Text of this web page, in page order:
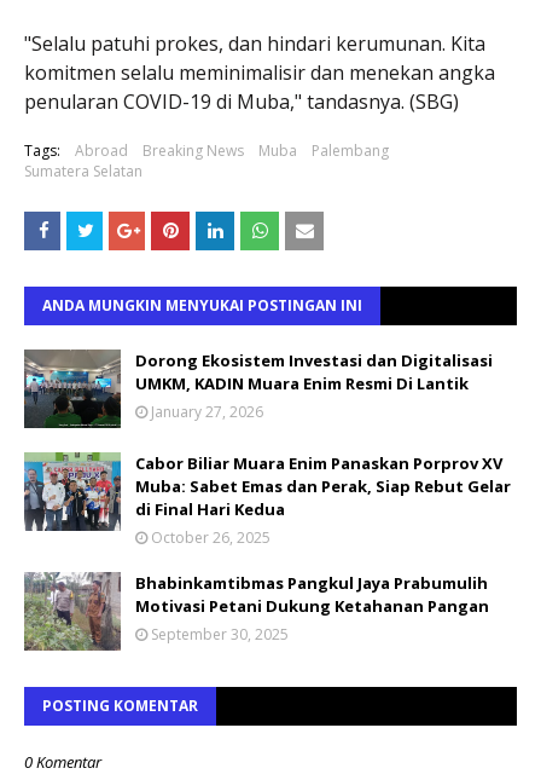
"Selalu patuhi prokes, dan hindari kerumunan. Kita
komitmen selalu meminimalisir dan menekan angka
penularan COVID-19 di Muba," tandasnya. (SBG)
Tags: Abroad Breaking News Muba
Palembang
Sumatera Selatan
ANDA MUNGKIN MENYUKAI POSTINGAN INI
Dorong Ekosistem Investasi dan Digitalisasi
UMKM, KADIN Muara Enim Resmi Di Lantik
January 27, 2026
Cabor Biliar Muara Enim Panaskan Porprov XV
Muba: Sabet Emas dan Perak, Siap Rebut Gelar
di Final Hari Kedua
October 26, 2025
Bhabinkamtibmas Pangkul Jaya Prabumulih
Motivasi Petani Dukung Ketahanan Pangan
September 30, 2025
POSTING KOMENTAR
0 Komentar